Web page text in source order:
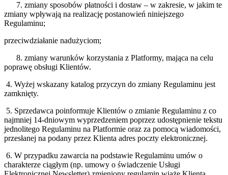
7. zmiany sposobów płatności i dostaw – w zakresie, w jakim te
zmiany wpływają na realizację postanowień niniejszego
Regulaminu;
przeciwdziałanie nadużyciom;
8. zmiany warunków korzystania z Platformy, mająca na celu
poprawę obsługi Klientów.
4. Wyżej wskazany katalog przyczyn do zmiany Regulaminu jest
zamknięty.
5. Sprzedawca poinformuje Klientów o zmianie Regulaminu z co
najmniej 14-dniowym wyprzedzeniem poprzez udostępnienie tekstu
jednolitego Regulaminu na Platformie oraz za pomocą wiadomości,
przesłanej na podany przez Klienta adres poczty elektronicznej.
6. W przypadku zawarcia na podstawie Regulaminu umów o
charakterze ciągłym (np. umowy o świadczenie Usługi